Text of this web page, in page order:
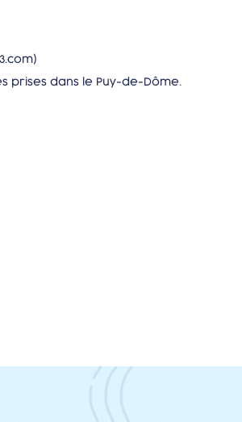
prises dans le Puy-de-Dôme.